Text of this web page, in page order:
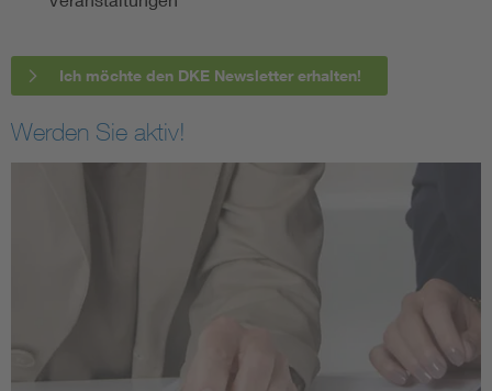
Ich möchte den DKE Newsletter erhalten!
Werden Sie aktiv!